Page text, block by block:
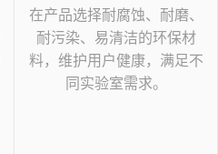
在产品选择耐腐蚀、耐磨、
耐污染、易清洁的环保材
料，维护用户健康，满足不
同实验室需求。